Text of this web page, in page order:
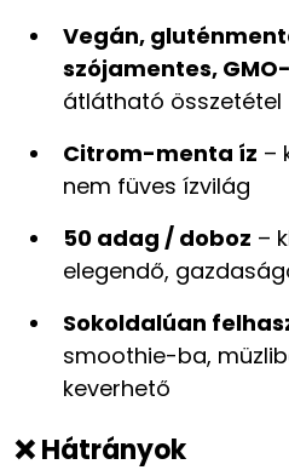
Vegán,
szójamentes,
átlátható összetétel
Citrom-menta íz –
nem füves ízvilág
50 adag / doboz –
elegendő,
Sokoldalúan
smoothie-ba,
keverhető
❌ Hátrányok